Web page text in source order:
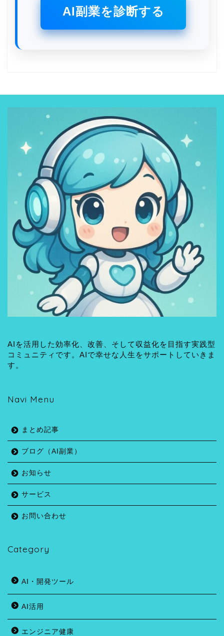
AI副業を診断する
AIを活用した効率化、改善、そして収益化を目指す実践型
コミュニティです。AIで幸せな人生をサポートしていきま
す。
Navi Menu
まとめ記事
ブログ（AI副業）
お知らせ
サービス
お問い合わせ
Category
AI・開発ツール
AI活用
エンジニア健康